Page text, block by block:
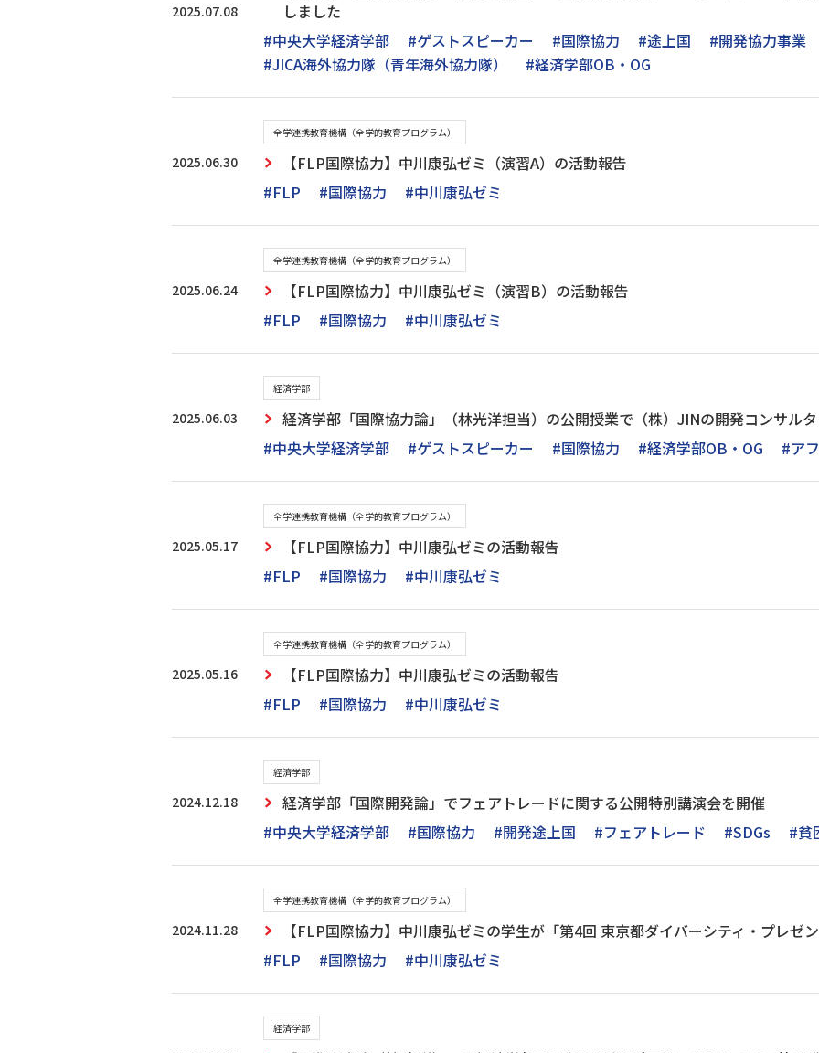
2025.07.08
しました
#中央大学経済学部
#ゲストスピーカー #国際協力 #途上国 #開発協力事業
#JICA海外協力隊（青年海外協力隊）
#経済学部OB・OG
2025.06.30
全学連携教育機構（全学的教育プログラム）
【FLP国際協力】中川康弘ゼミ（演習A）の活動報告
#FLP
#国際協力 #中川康弘ゼミ
2025.06.24
全学連携教育機構（全学的教育プログラム）
【FLP国際協力】中川康弘ゼミ（演習B）の活動報告
#FLP
#国際協力 #中川康弘ゼミ
2025.06.03
経済学部
経済学部「国際協力論」（林光洋担当）の公開授業で（株）JINの開発コンサル
#中央大学経済学部
#ゲストスピーカー #国際協力 #経済学部OB・OG #ア
2025.05.17
全学連携教育機構（全学的教育プログラム）
【FLP国際協力】中川康弘ゼミの活動報告
#FLP
#国際協力 #中川康弘ゼミ
2025.05.16
全学連携教育機構（全学的教育プログラム）
【FLP国際協力】中川康弘ゼミの活動報告
#FLP
#国際協力 #中川康弘ゼミ
2024.12.18
経済学部
経済学部「国際開発論」でフェアトレードに関する公開特別講演会を開催
#中央大学経済学部
#国際協力 #開発途上国 #フェアトレード #SDGs #貧
2024.11.28
全学連携教育機構（全学的教育プログラム）
【FLP国際協力】中川康弘ゼミの学生が「第4回 東京都ダイバーシティ・プレゼ
#FLP
#国際協力 #中川康弘ゼミ
経済学部